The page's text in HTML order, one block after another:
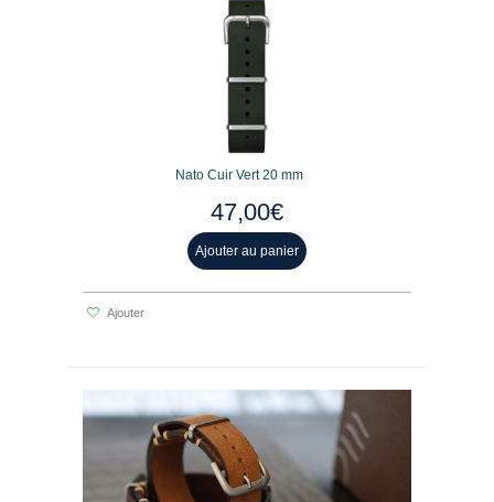
Nato Cuir Vert 20 mm
47,00€
Ajouter au panier
Ajouter